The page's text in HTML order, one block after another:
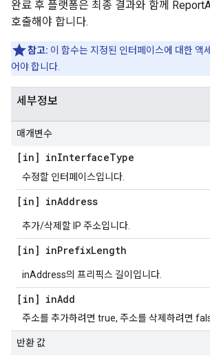
완료 후 플랫폼은 최종 결과와 함께
호출해야 합니다.
참고: 이 함수는 지정된 인터페이스에 대한 액
어야 합니다.
세부정보
매개변수
[in] inInterfaceType
수정할 인터페이스입니다.
[in] inAddress
추가/삭제할 IP 주소입니다.
[in] inPrefixLength
inAddress의 프리픽스 길이입니다.
[in] inAdd
주소를 추가하려면 true, 주소를 삭제하려면
반환 값